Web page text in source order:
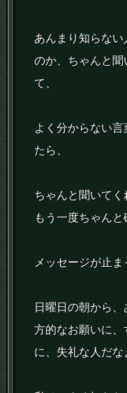
あんまり知らな
のか、ちゃんと
て、
よく分からない
たら、
ちゃんと聞いてく
もう一度ちゃんと
メッセージが止ま
日曜日の朝から
方的なお願いに
に、失礼な人だな